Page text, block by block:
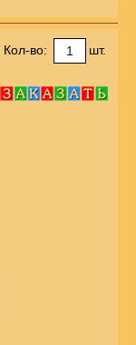
Кол-во: шт.